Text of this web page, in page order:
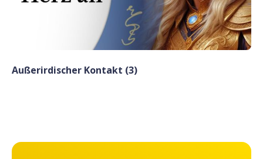
Außerirdischer Kontakt (3)